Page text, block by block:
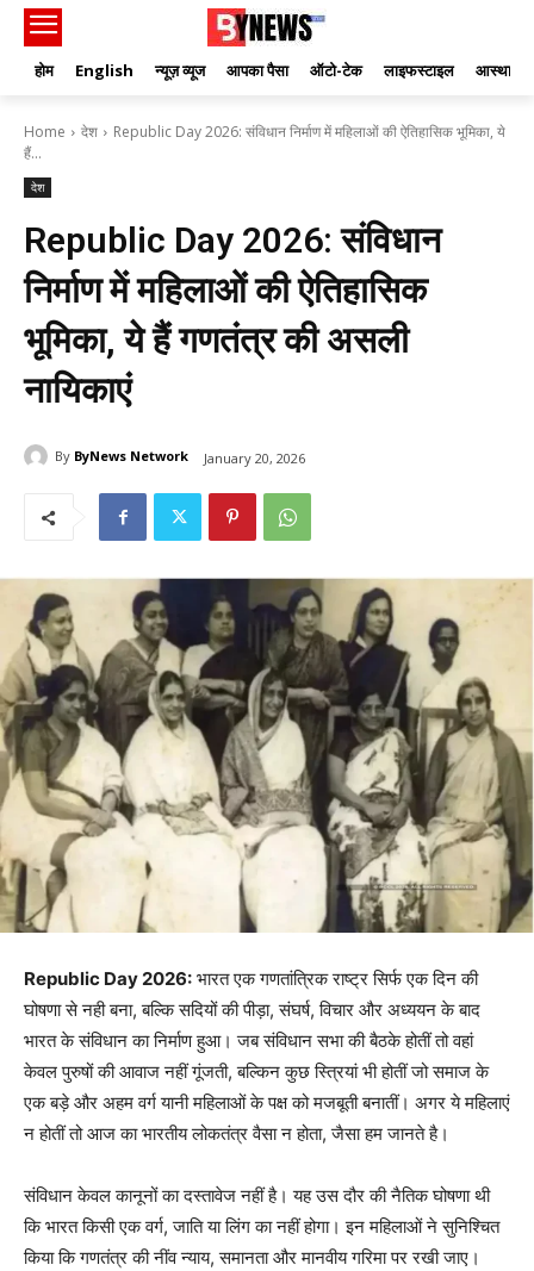
होम English न्यूज़ व्यूज आपका पैसा ऑटो-टेक लाइफस्टाइल आस्था
Home देश
Republic Day 2026: संविधान निर्माण में महिलाओं की ऐतिहासिक भूमिका, ये
हैं...
देश
Republic Day 2026: संविधान
निर्माण में महिलाओं की ऐतिहासिक
भूमिका, ये हैं गणतंत्र की असली
नायिकाएं
By ByNews Network January 20, 2026
Republic Day 2026: भारत एक गणतांत्रिक राष्ट्र सिर्फ एक दिन की
घोषणा से नही बना, बल्कि सदियों की पीड़ा, संघर्ष, विचार और अध्ययन के बाद
भारत के संविधान का निर्माण हुआ। जब संविधान सभा की बैठके होतीं तो वहां
केवल पुरुषों की आवाज नहीं गूंजती, बल्किन कुछ स्त्रियां भी होतीं जो समाज के
एक बड़े और अहम वर्ग यानी महिलाओं के पक्ष को मजबूती बनातीं। अगर ये महिलाएं
न होतीं तो आज का भारतीय लोकतंत्र वैसा न होता, जैसा हम जानते है।
संविधान केवल कानूनों का दस्तावेज नहीं है। यह उस दौर की नैतिक घोषणा थी
कि भारत किसी एक वर्ग, जाति या लिंग का नहीं होगा। इन महिलाओं ने सुनिश्चित
किया कि गणतंत्र की नींव न्याय, समानता और मानवीय गरिमा पर रखी जाए।